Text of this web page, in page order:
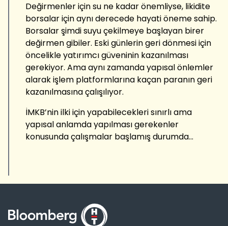
Değirmenler için su ne kadar önemliyse, likidite
borsalar için aynı derecede hayati öneme sahip.
Borsalar şimdi suyu çekilmeye başlayan birer
değirmen gibiler. Eski günlerin geri dönmesi için
öncelikle yatırımcı güveninin kazanılması
gerekiyor. Ama aynı zamanda yapısal önlemler
alarak işlem platformlarına kaçan paranın geri
kazanılmasına çalışılıyor.
İMKB’nin ilki için yapabilecekleri sınırlı ama
yapısal anlamda yapılması gerekenler
konusunda çalışmalar başlamış durumda…